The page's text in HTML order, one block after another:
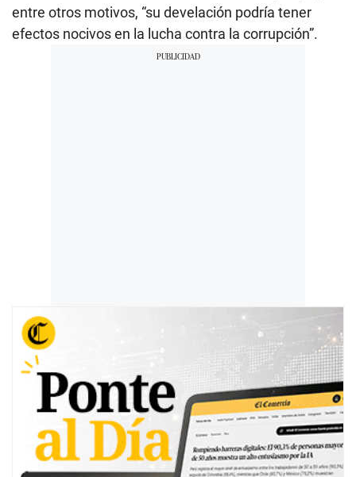
entre otros motivos, “su develación podría tener
efectos nocivos en la lucha contra la corrupción”.